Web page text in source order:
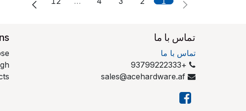
تماس با ما
تماس با ما
+93799222333
sales@acehardware.af